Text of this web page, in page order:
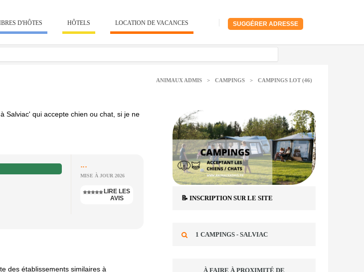
SUGGÉRER ADRESSE
D'HÔTES HÔTELS LOCATION DE VACANCES
ANIMAUX ADMIS > CAMPINGS > CAMPINGS LOT (46)
Salviac' qui accepte chien ou chat, si je ne
...
MISE À JOUR 2026
⭐⭐⭐⭐⭐ LIRE LES
AVIS
des établissements similaires à
📝 INSCRIPTION SUR LE SITE
1 CAMPINGS - SALVIAC
À FAIRE À PROXIMITÉ DE